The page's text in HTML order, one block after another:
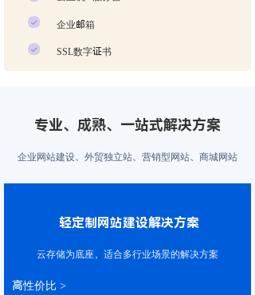
企业邮箱
SSL数字证书
轻定制网站建设解决方案
云存储为底座，适合多行业场景的解决方案
高性价比 >
企业网站建设、外贸独立站、营销型网站、商城网站
专业、成熟、一站式解决方案